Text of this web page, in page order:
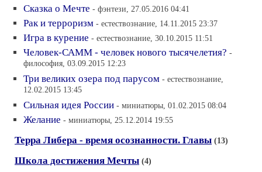
Сказка о Мечте - фэнтези, 27.05.2016 04:41
Рак и терроризм - естествознание, 14.11.2015 23:37
Игра в курение - естествознание, 30.10.2015 11:51
Человек-САММ - человек нового тысячелетия? -
философия, 03.09.2015 12:23
Три великих озера под парусом - естествознание,
12.02.2015 13:45
Сильная идея России - миниатюры, 01.02.2015 08:04
Желание - миниатюры, 25.12.2014 19:55
Терра Либера - время осознанности. Главы (13)
Школа достижения Мечты (4)